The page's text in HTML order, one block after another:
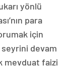
yönlü
para
için
devam
mevduat faizi